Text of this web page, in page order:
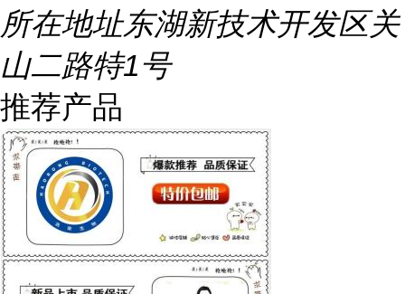
所在地址东湖新技术开发区关
山二路特1号
推荐产品